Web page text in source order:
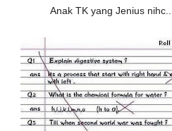
Anak TK yang Jenius nihc....